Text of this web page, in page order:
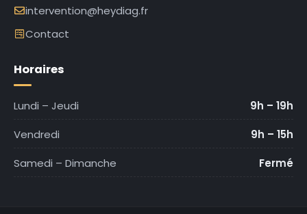
intervention@heydiag.fr
Contact
Horaires
Lundi – Jeudi
9h – 19h
Vendredi
9h – 15h
Samedi – Dimanche
Fermé